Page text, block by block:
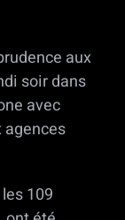
aux
soir dans
avec
agences
109